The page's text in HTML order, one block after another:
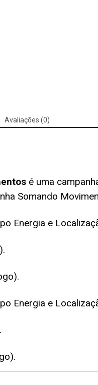
Avaliações (0)
é uma
Somando
Energia e
Energia e